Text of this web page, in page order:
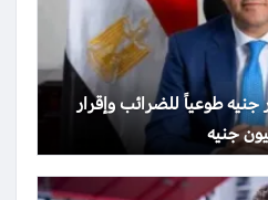
سداد 80 مليار جنيه طوعياً للضرائب وإقرار
جنيه